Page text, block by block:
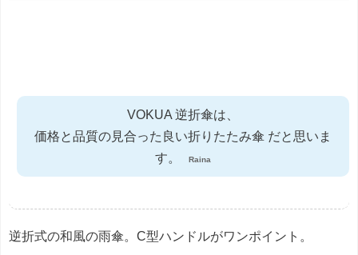
VOKUA 逆折傘は、
価格と品質の見合った良い折りたたみ傘 だと思いま
す。
Raina
逆折式の和風の雨傘。C型ハンドルがワンポイント。